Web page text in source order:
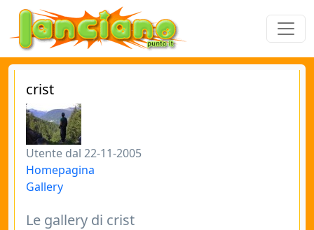
crist
Utente dal 22-11-2005
Homepagina
Gallery
Le gallery di crist